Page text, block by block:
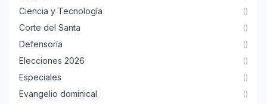
Ciencia y Tecnología ()
Corte del Santa ()
Defensoría ()
Elecciones 2026 ()
Especiales ()
Evangelio dominical ()